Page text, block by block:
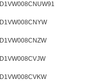
D1VW008CNUW91
D1VW008CNYW
D1VW008CNZW
D1VW008CVJW
D1VW008CVKW